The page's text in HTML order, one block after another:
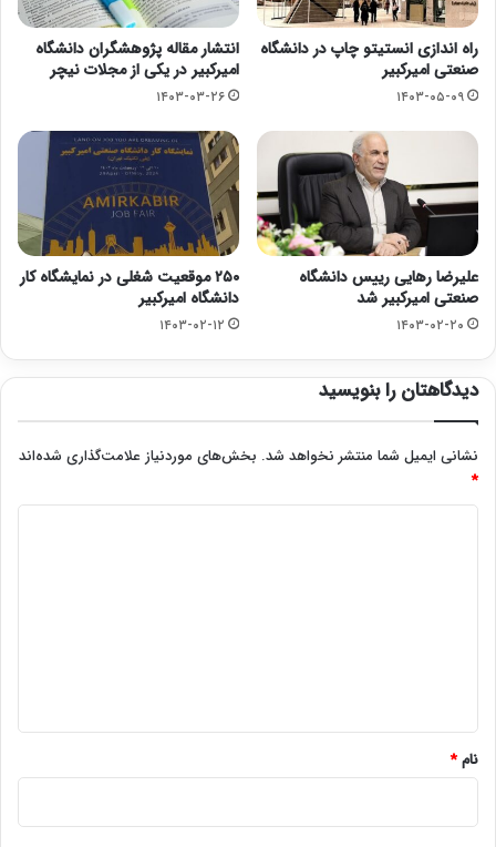
راه اندازی انستیتو چاپ در دانشگاه
صنعتی امیرکبیر
۱۴۰۳-۰۵-۰۹
انتشار مقاله پژوهشگران دانشگاه
امیرکبیر در یکی از مجلات نیچر
۱۴۰۳-۰۳-۲۶
علیرضا رهایی رییس دانشگاه
صنعتی امیرکبیر شد
۱۴۰۳-۰۲-۲۰
۲۵۰ موقعیت شغلی در نمایشگاه کار
دانشگاه امیرکبیر
۱۴۰۳-۰۲-۱۲
دیدگاهتان را بنویسید
نشانی ایمیل شما منتشر نخواهد شد. بخش‌های موردنیاز علامت‌گذاری شده‌اند
*
نام*